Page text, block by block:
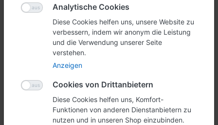
Ihre Bewertung?
Titel Ihrer Bewertung
Ihre Meinung zum Produkt
Analytische Cookies
Diese Cookies helfen uns, unsere Website zu
verbessern, indem wir anonym die Leistung
und die Verwendung unserer Seite
verstehen.
Anzeigen
Cookies von Drittanbietern
Diese Cookies helfen uns, Komfort-
Funktionen von anderen Dienstanbietern zu
nutzen und in unseren Shop einzubinden.